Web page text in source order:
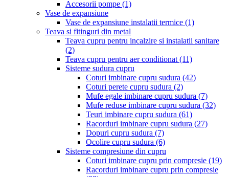
Accesorii pompe (1)
Vase de expansiune
Vase de expansiune instalatii termice (1)
Teava si fitinguri din metal
Teava cupru pentru incalzire si instalatii sanitare
(2)
Teava cupru pentru aer conditionat (11)
Sisteme sudura cupru
Coturi imbinare cupru sudura (42)
Coturi perete cupru sudura (2)
Mufe egale imbinare cupru sudura (7)
Mufe reduse imbinare cupru sudura (32)
Teuri imbinare cupru sudura (61)
Racorduri imbinare cupru sudura (27)
Dopuri cupru sudura (7)
Ocolire cupru sudura (6)
Sisteme compresiune din cupru
Coturi imbinare cupru prin compresie (19)
Racorduri imbinare cupru prin compresie